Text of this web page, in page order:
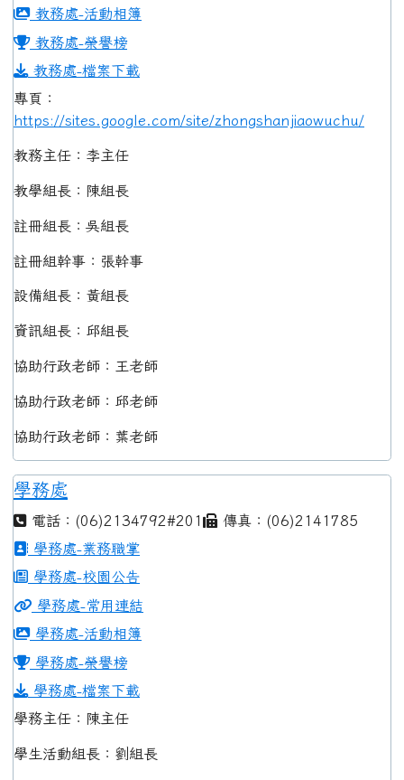
教務處-活動相簿
教務處-榮譽榜
教務處-檔案下載
專頁：
https://sites.google.com/site/zhongshanjiaowuchu/
教務主任：李主任
教學組長：陳組長
註冊組長：吳組長
註冊組幹事：張幹事
設備組長：黃組長
資訊組長：邱組長
協助行政老師：王老師
協助行政老師：邱老師
協助行政老師：葉老師
學務處
電話：(06)2134792#201
傳真：(06)2141785
學務處-業務職掌
學務處-校園公告
學務處-常用連結
學務處-活動相簿
學務處-榮譽榜
學務處-檔案下載
學務主任：陳主任
學生活動組長：劉組長